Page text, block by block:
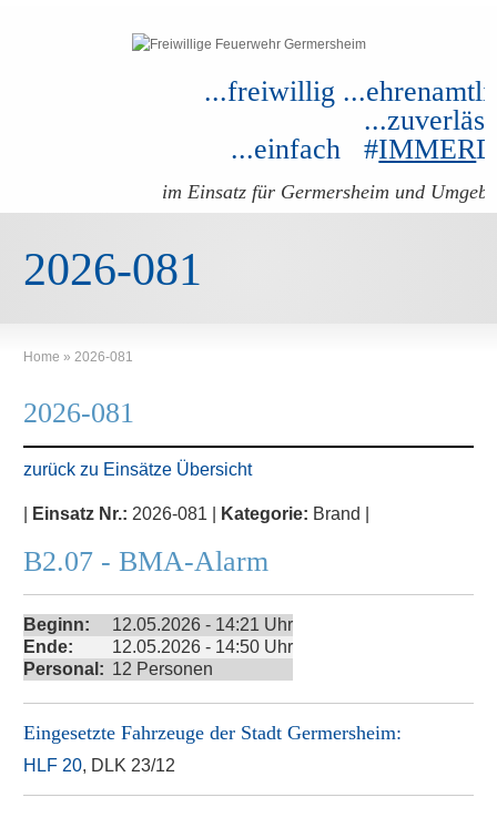
...freiwillig
...einfach #IMMER
im Einsatz für Germersheim und
2026-081
Home » 2026-081
2026-081
zurück zu Einsätze Übersicht
Einsatz Nr.: 2026-081 | Kategorie: Brand |
B2.07 - BMA-Alarm
Beginn:
12.05.2026 - 14:21 Uhr
Ende:
12.05.2026 - 14:50 Uhr
Personal: 12 Personen
Eingesetzte Fahrzeuge der Stadt Germersheim:
HLF 20, DLK 23/12